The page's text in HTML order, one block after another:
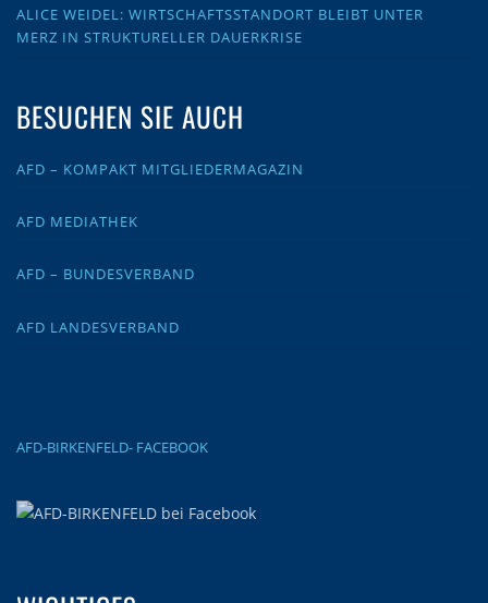
ALICE WEIDEL: WIRTSCHAFTSSTANDORT BLEIBT UNTER
MERZ IN STRUKTURELLER DAUERKRISE
BESUCHEN SIE AUCH
AFD – KOMPAKT MITGLIEDERMAGAZIN
AFD MEDIATHEK
AFD – BUNDESVERBAND
AFD LANDESVERBAND
AFD-BIRKENFELD- FACEBOOK